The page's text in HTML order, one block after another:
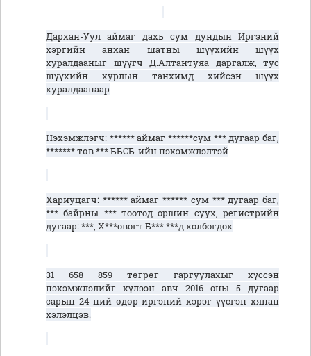
Дархан-Уул аймаг дахь сум дундын Иргэний
хэргийнанхан шатны шүүхийн шүүх
хуралдааныг шүүгч Д.Алтантуяа даргалж, тус
шүүхийн хурлын танхимд хийсэн шүүх
хуралдаанаар
Нэхэмжлэгч: ****** аймаг ******сум *** дугаар баг,
******* төв *** ББСБ-ийннэхэмжлэлтэй
Хариуцагч: ****** аймаг ****** сум *** дугаар баг,
*** байрны *** тоотод оршин суух, регистрийн
дугаар:***, Х***овогт Б*** ***д холбогдох
31 658 859 төгрөг гаргуулахыг
хүссэн
нэхэмжлэлийг хүлээн авч 2016 оны 5 дугаар
сарын 24-ний өдөр иргэний хэрэг үүсгэн хянан
хэлэлцэв.